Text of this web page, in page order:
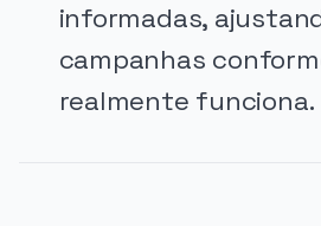
informadas,
campanhas
realmente funciona.